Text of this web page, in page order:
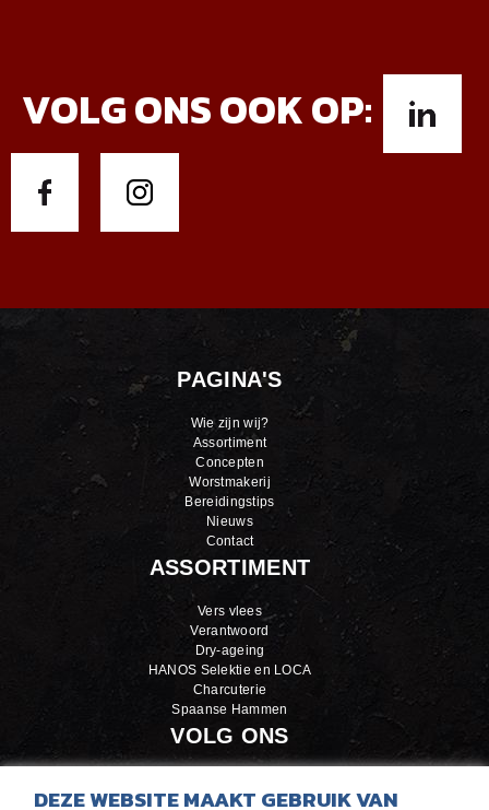
VOLG ONS OOK OP:
PAGINA'S
Wie zijn wij?
Assortiment
Concepten
Worstmakerij
Bereidingstips
Nieuws
Contact
ASSORTIMENT
Vers vlees
Verantwoord
Dry-ageing
HANOS Selektie en LOCA
Charcuterie
Spaanse Hammen
VOLG ONS
DEZE WEBSITE MAAKT GEBRUIK VAN